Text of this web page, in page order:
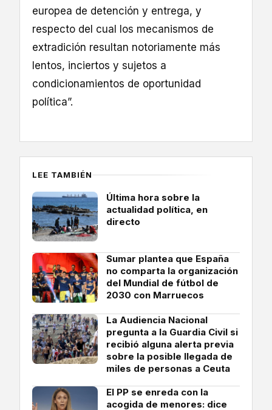
europea de detención y entrega, y
respecto del cual los mecanismos de
extradición resultan notoriamente más
lentos, inciertos y sujetos a
condicionamientos de oportunidad
política”.
LEE TAMBIÉN
Última hora sobre la
actualidad política, en
directo
Sumar plantea que España
no comparta la organización
del Mundial de fútbol de
2030 con Marruecos
La Audiencia Nacional
pregunta a la Guardia Civil si
recibió alguna alerta previa
sobre la posible llegada de
miles de personas a Ceuta
El PP se enreda con la
acogida de menores: dice